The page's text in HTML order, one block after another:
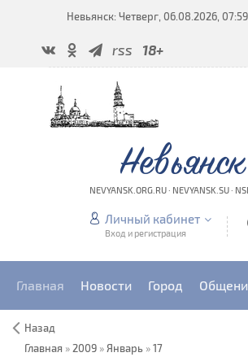
Невьянск: Четверг, 06.08.2026, 07:59
rss 18+
Невьянск
NEVYANSK.ORG.RU · NEVYANSK.SU ·
Личный кабинет
Вход и регистрация
Главная Новости Город
Назад
Главная » 2009 » Январь »17